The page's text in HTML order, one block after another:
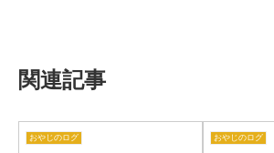
関連記事
おやじのログ おやじのログ